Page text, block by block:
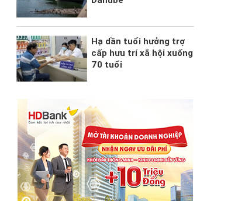
Hạ dần tuổi hưởng trợ
cấp hưu trí xã hội xuống
70 tuổi